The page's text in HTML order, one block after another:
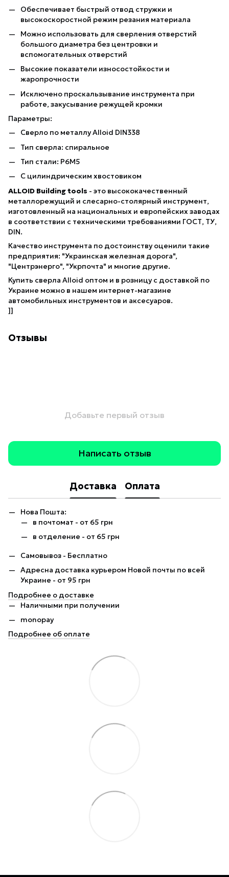
Обеспечивает быстрый отвод стружки и
высокоскоростной режим резания материала
Можно использовать для сверления отверстий
большого диаметра без центровки и
вспомогательных отверстий
Высокие показатели износостойкости и
жаропрочности
Исключено проскальзывание инструмента при
работе, закусывание режущей кромки
Параметры:
Сверло по металлу Alloid DIN338
Тип сверла: спиральное
Тип стали: Р6М5
С цилиндрическим хвостовиком
ALLOID Building tools - это высококачественный
металлорежущий и слесарно-столярный инструмент,
изготовленный на национальных и европейских заводах
в соответствии с техническими требованиями ГОСТ, ТУ,
DIN.
Качество инструмента по достоинству оценили такие
предприятия: "Украинская железная дорога",
"Центрэнерго", "Укрпочта" и многие другие.
Купить сверла Alloid оптом и в розницу с доставкой по
Украине можно в нашем интернет-магазине
автомобильных инструментов и аксесуаров.
]]
Отзывы
Добавьте первый отзыв
Написать отзыв
Доставка Оплата
Нова Пошта:
в почтомат - от 65 грн
в отделение - от 65 грн
Самовывоз - Бесплатно
Адресна доставка курьером Новой почты по всей
Украине - от 95 грн
Подробнее о доставке
Наличными при получении
monopay
Подробнее об оплате